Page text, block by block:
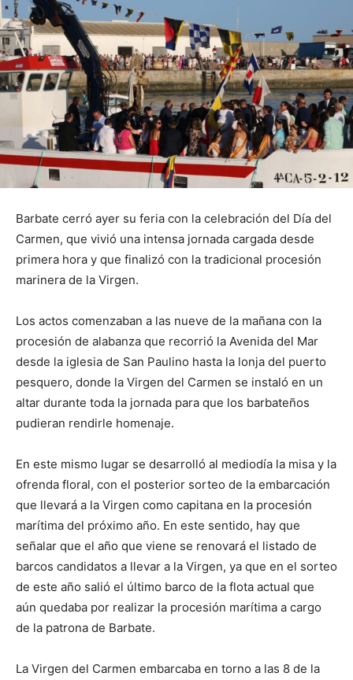
Barbate cerró ayer su feria con la celebración del Día del
Carmen, que vivió una intensa jornada cargada desde
primera hora y que finalizó con la tradicional procesión
marinera de la Virgen.
Los actos comenzaban a las nueve de la mañana con la
procesión de alabanza que recorrió la Avenida del Mar
desde la iglesia de San Paulino hasta la lonja del puerto
pesquero, donde la Virgen del Carmen se instaló en un
altar durante toda la jornada para que los barbateños
pudieran rendirle homenaje.
En este mismo lugar se desarrolló al mediodía la misa y la
ofrenda floral, con el posterior sorteo de la embarcación
que llevará a la Virgen como capitana en la procesión
marítima del próximo año. En este sentido, hay que
señalar que el año que viene se renovará el listado de
barcos candidatos a llevar a la Virgen, ya que en el sorteo
de este año salió el último barco de la flota actual que
aún quedaba por realizar la procesión marítima a cargo
de la patrona de Barbate.
La Virgen del Carmen embarcaba en torno a las 8 de la